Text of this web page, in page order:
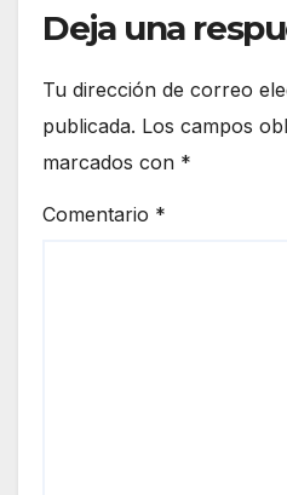
Deja una
Tu dirección de correo
publicada. Los campos
marcados con *
Comentario *